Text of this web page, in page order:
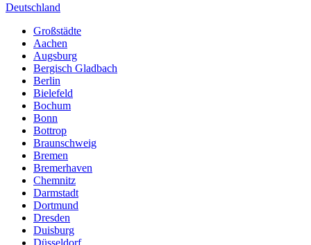
Deutschland
Großstädte
Aachen
Augsburg
Bergisch Gladbach
Berlin
Bielefeld
Bochum
Bonn
Bottrop
Braunschweig
Bremen
Bremerhaven
Chemnitz
Darmstadt
Dortmund
Dresden
Duisburg
Düsseldorf